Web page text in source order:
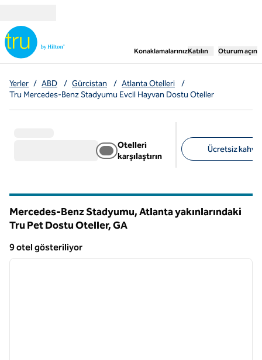
Konaklamalarınız,Yeni bir sekme
Katılın Oturum açın
Yerler / ABD / Gürcistan / Atlanta Otelleri
/
Tru Mercedes-Benz Stadyumu Evcil Hayvan Dostu Oteller
Otelleri
karşılaştırın
Ücretsiz
Mercedes-Benz Stadyumu, Atlanta yakınlarındaki
Tru Pet Dostu Oteller,GA
9 otel gösteriliyor
9 otel gösteriliyor
1 / 12